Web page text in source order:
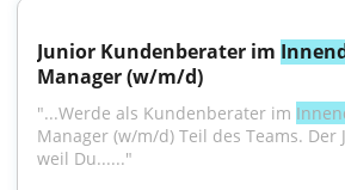
Junior Kundenberater im
Manager (w/m/d)
"...Werde als Kundenberater im
Manager (w/m/d) Teil des Teams. Der
weil Du......"